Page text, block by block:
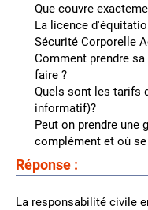
Que couvre
La licence
Sécurité Corporelle
Comment prendre
faire ?
Quels sont les tarifs
informatif)?
Peut on prendre une
complément et où
Réponse :
La responsabilité civile